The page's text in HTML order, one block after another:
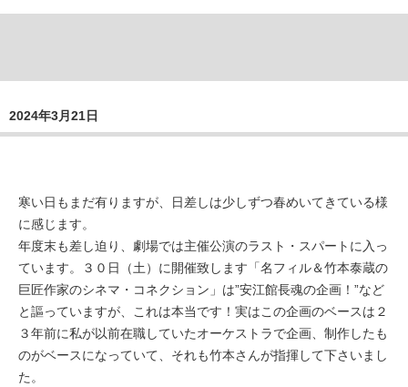
2024年3月21日
寒い日もまだ有りますが、日差しは少しずつ春めいてきている様
に感じます。
年度末も差し迫り、劇場では主催公演のラスト・スパートに入っ
ています。３０日（土）に開催致します「名フィル＆竹本泰蔵の
巨匠作家のシネマ・コネクション」は”安江館長魂の企画！”など
と謳っていますが、これは本当です！実はこの企画のベースは２
３年前に私が以前在職していたオーケストラで企画、制作したも
のがベースになっていて、それも竹本さんが指揮して下さいまし
た。